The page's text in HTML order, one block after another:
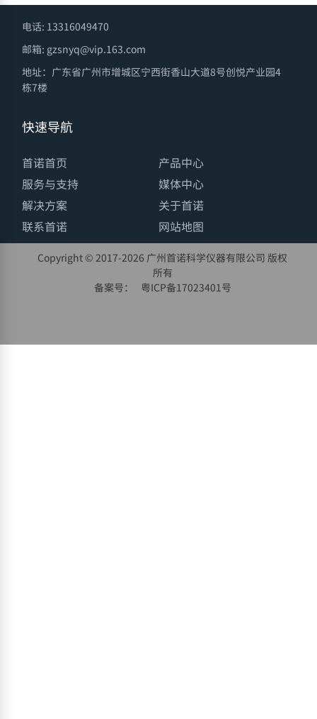
电话: 13316049470
邮箱: gzsnyq@vip.163.com
地址：广东省广州市增城区宁西街香山大道8号创悦产业园4
栋7楼
快速导航
首诺首页
产品中心
服务与支持
媒体中心
解决方案
关于首诺
联系首诺
网站地图
Copyright © 2017-2026 广州首诺科学仪器有限公司 版权
所有
备案号：
粤ICP备17023401号